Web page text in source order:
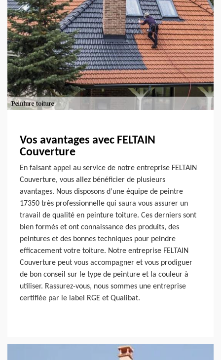
Vos avantages avec FELTAIN
Couverture
En faisant appel au service de notre entreprise FELTAIN
Couverture, vous allez bénéficier de plusieurs
avantages. Nous disposons d’une équipe de peintre
17350 très professionnelle qui saura vous assurer un
travail de qualité en peinture toiture. Ces derniers sont
bien formés et ont connaissance des produits, des
peintures et des bonnes techniques pour peindre
efficacement votre toiture. Notre entreprise FELTAIN
Couverture peut vous accompagner et vous prodiguer
de bon conseil sur le type de peinture et la couleur à
utiliser. Rassurez-vous, nous sommes une entreprise
certifiée par le label RGE et Qualibat.